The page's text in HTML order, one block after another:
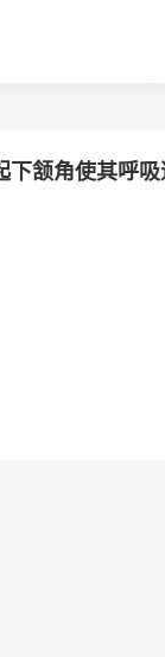
颔角使其呼